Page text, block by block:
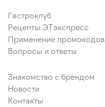
Гастроклуб
Рецепты ЭТэкспресс
Применение промокодов
Вопросы и ответы
Знакомство с брендом
Новости
Контакты